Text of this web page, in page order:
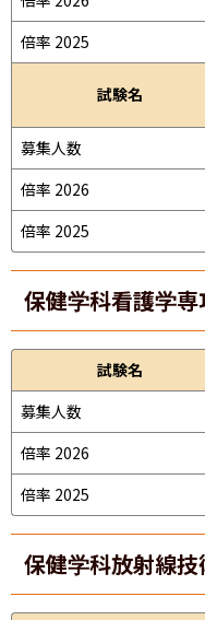
倍率 2025
試験名
募集人数
倍率 2026
倍率 2025
保健学科看護学専
試験名
募集人数
倍率 2026
倍率 2025
保健学科放射線